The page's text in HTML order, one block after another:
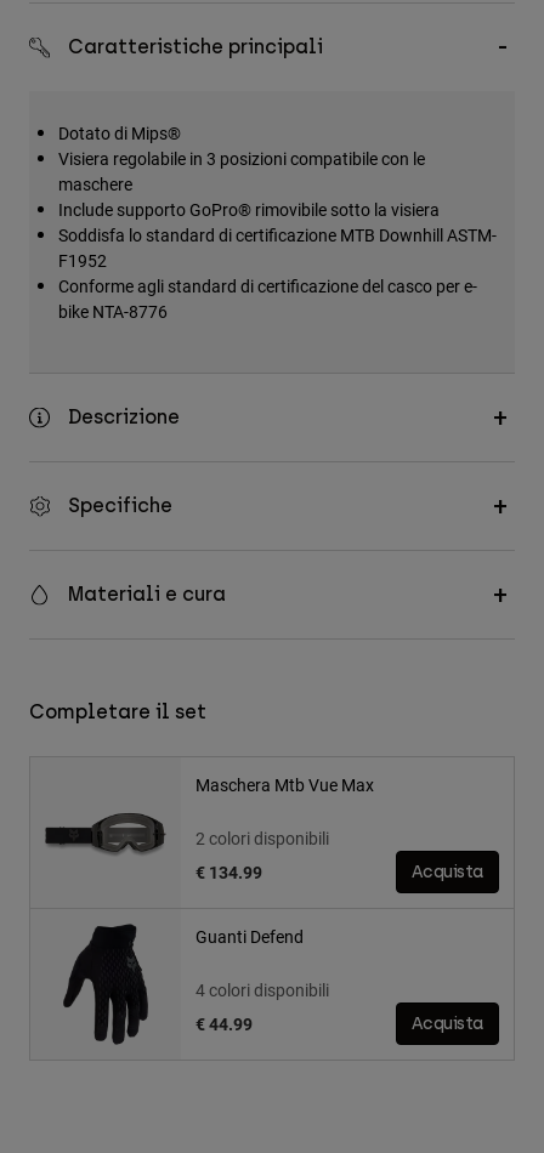
Cappelli e Berretti
Vedi tutto
Caratteristiche principali
Dotato di Mips®
Visiera regolabile in 3 posizioni compatibile con le
maschere
Include supporto GoPro® rimovibile sotto la visiera
Soddisfa lo standard di certificazione MTB Downhill ASTM-
F1952
Conforme agli standard di certificazione del casco per e-
bike NTA-8776
Descrizione
Specifiche
Materiali e cura
Completare il set
Maschera Mtb Vue Max
2 colori disponibili
€ 134.99
Acquista
Guanti Defend
4 colori disponibili
€ 44.99
Acquista